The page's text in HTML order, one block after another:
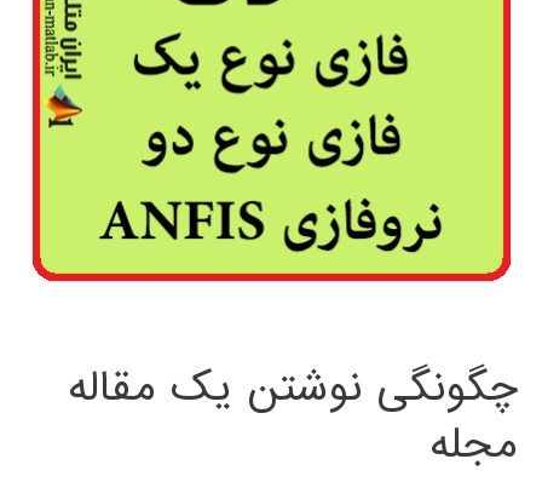
چگونگی نوشتن یک مقاله
مجله